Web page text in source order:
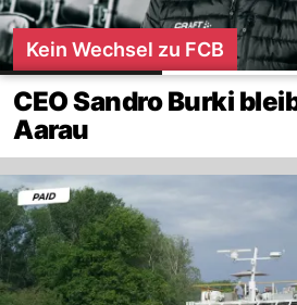
Kein Wechsel zu FCB
CEO Sandro Burki
Aarau